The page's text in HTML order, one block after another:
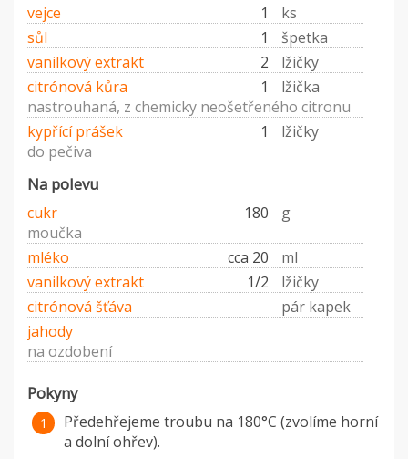
vejce
1
ks
sůl
1
špetka
vanilkový extrakt
2
lžičky
citrónová kůra
1
lžička
nastrouhaná, z chemicky neošetřeného citronu
kypřící prášek
1
lžičky
do pečiva
Na polevu
cukr 180
g
moučka
mléko
cca 20
ml
vanilkový extrakt
1/2
lžičky
citrónová šťáva
pár kapek
jahody
na ozdobení
Pokyny
Předehřejeme troubu na 180°C (zvolíme horní
a dolní ohřev).